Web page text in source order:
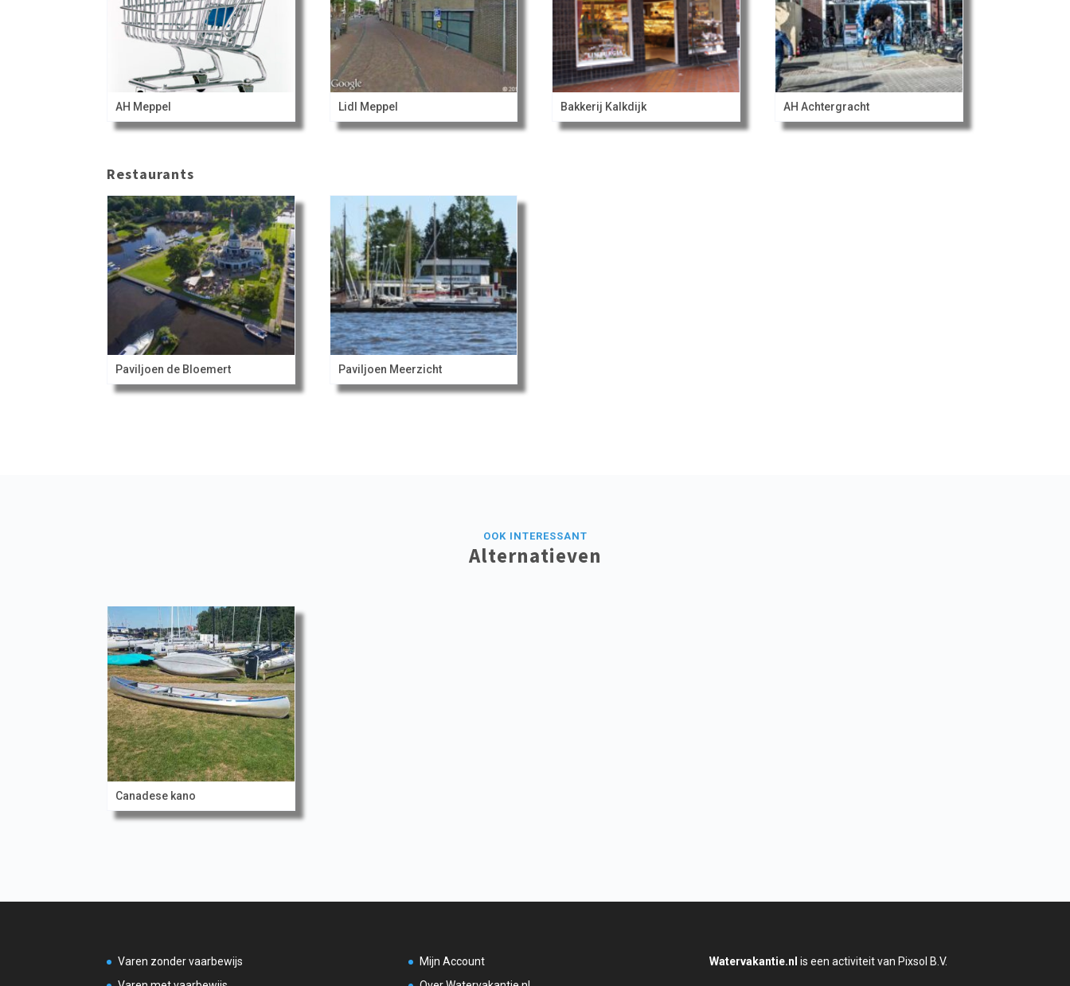
AH Meppel Lidl Meppel Bakkerij Kalkdijk AH Achtergracht
Restaurants
Paviljoen de Bloemert Paviljoen Meerzicht
OOK INTERESSANT
Alternatieven
Canadese kano
Varen zonder vaarbewijs
Mijn Account
Watervakantie.nl is een activiteit van Pixsol B.V.